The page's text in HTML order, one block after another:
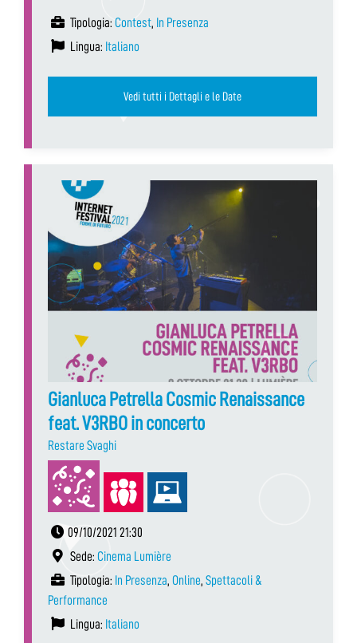
Tipologia: Contest, In Presenza
Lingua: Italiano
Vedi tutti i Dettagli e le Date
Gianluca Petrella Cosmic Renaissance
feat. V3RBO in concerto
Restare Svaghi
09/10/2021 21:30
Sede: Cinema Lumière
Tipologia: In Presenza, Online, Spettacoli &
Performance
Lingua: Italiano